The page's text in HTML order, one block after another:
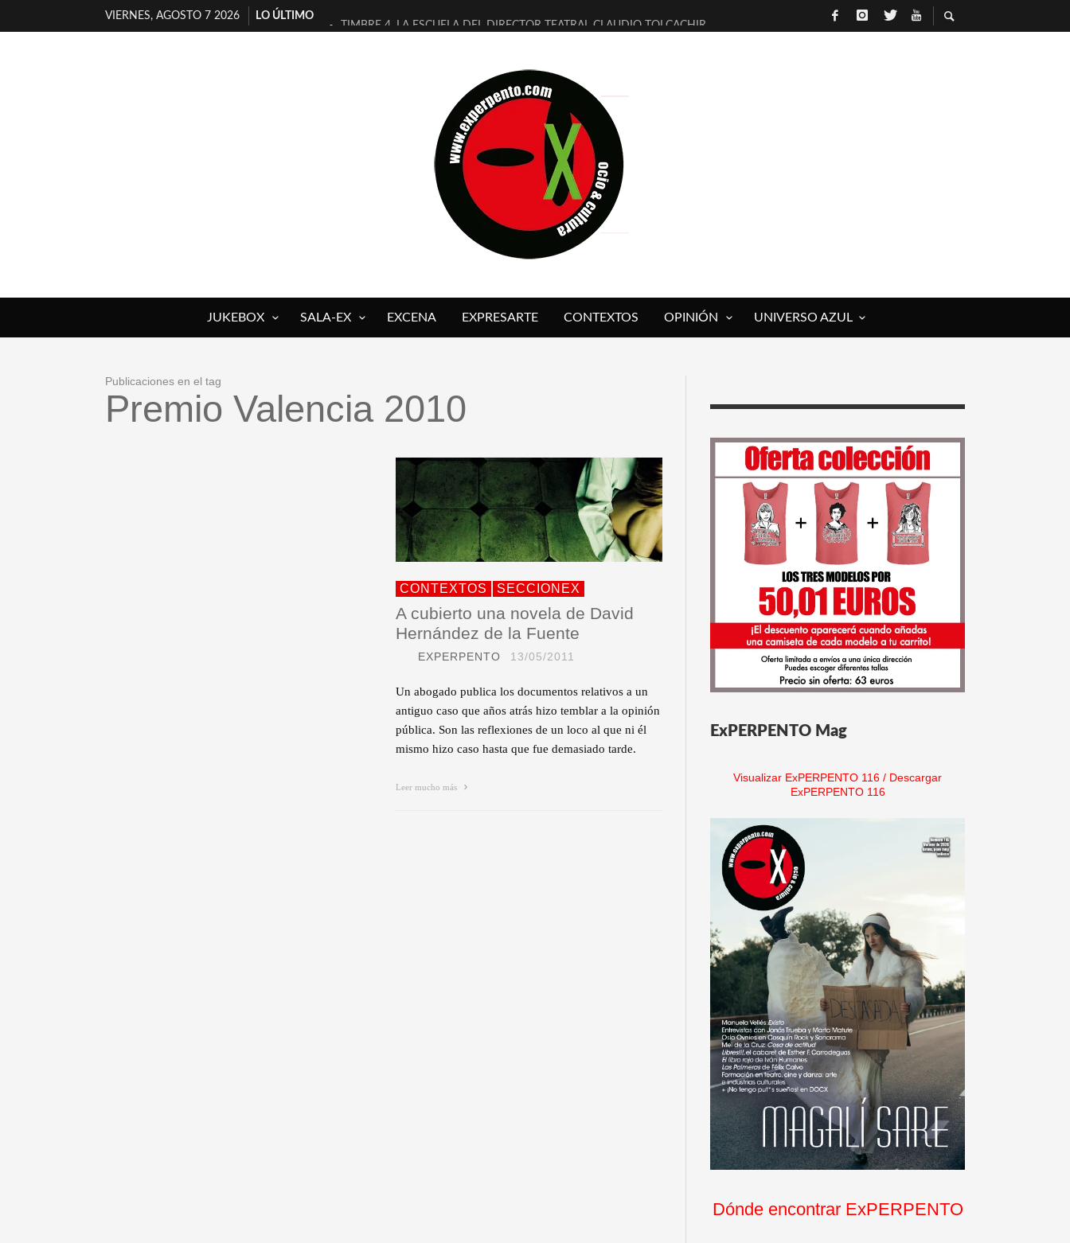
VIERNES, AGOSTO 7 2026
LO ÚLTIMO
TIMBRE 4, LA ESCUELA DEL DIRECTOR TEATRAL CLAUDIO TOLCACHIR
MILITARES JUDÍAS EN #EXVITA
D’BALDOMEROS REINVENTAN [BITÁCORA 3.0] EN EXVITA
MARSHALL FLASH PRESENTA EN EXVITA [RELATIVA SENCILLEZ]
JOFRE BARDAGÍ EN EXVITA INTERPRETANDO A SERRAT
YORCH PRESENTA [CURSO DE ARMONÍA PERSECUTORIA] EN EXVITA
MAGALÍ SARE NOS EXPLICA [DESCASADA]
«NO TENGO PUTOS SUEÑOS»
JUKEBOX SALA-EX EXCENA EXPRESARTE CONTEXTOS OPINIÓN UNIVERSO AZUL
Publicaciones en el tag
Premio Valencia 2010
CONTEXTOS SECCIONEX
A cubierto una novela de David
Hernández de la Fuente
EXPERPENTO 13/05/2011
Un abogado publica los documentos relativos a un
antiguo caso que años atrás hizo temblar a la opinión
pública. Son las reflexiones de un loco al que ni él
mismo hizo caso hasta que fue demasiado tarde.
Leer mucho más
ExPERPENTO Mag
Visualizar ExPERPENTO 116 / Descargar
ExPERPENTO 116
Dónde encontrar ExPERPENTO